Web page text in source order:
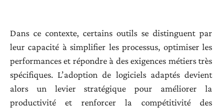
Dans ce contexte, certains outils se distinguent par
leur capacité à simplifier les processus, optimiser les
performances et répondre à des exigences métiers très
spécifiques. L’adoption de logiciels adaptés devient
alors un levier stratégique pour améliorer la
productivité et renforcer la compétitivité des